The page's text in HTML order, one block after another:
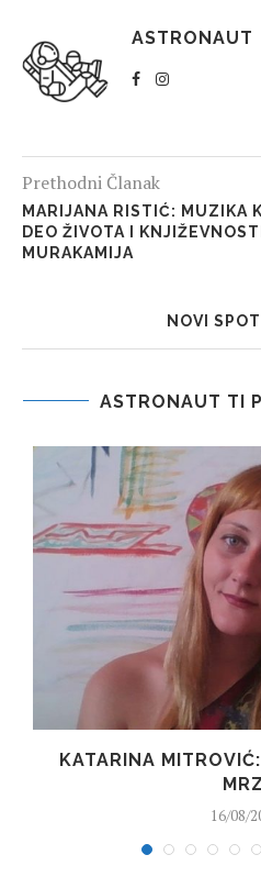
ASTRONAUT
Prethodni Članak
MARIJANA RISTIĆ: MUZIKA
DEO ŽIVOTA I
MURAKAMIJA
NOVI
ASTRONAUT TI
KATARINA
MRZI
16/08/